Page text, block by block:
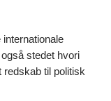
stedet hvori
redskab til politisk